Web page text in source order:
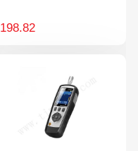
198.82